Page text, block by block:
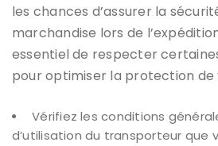
les chances d’assurer la
marchandise lors de
essentiel de respecter
pour optimiser la protection de
Vérifiez les conditions
d’utilisation du transporteur que